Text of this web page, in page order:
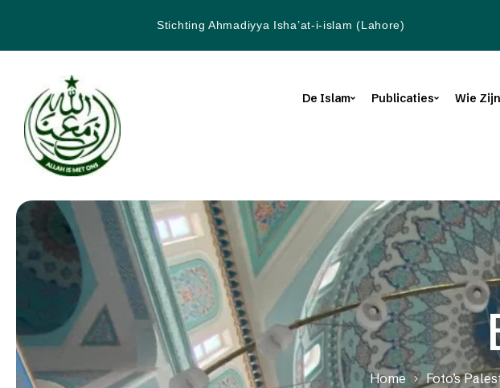
Stichting Ahmadiyya Isha’at-i-islam (Lahore)
De Islam Publicaties Wie
Home Foto’s